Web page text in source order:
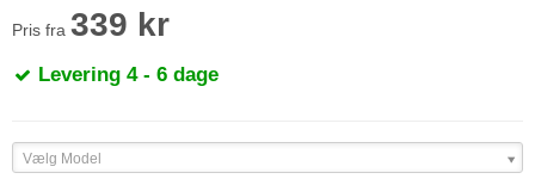
Pris fra 339 kr
Levering 4 - 6 dage
Vælg Model